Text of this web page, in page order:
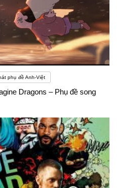
phụ đề Anh-Việt
Dragons – Phụ đề song